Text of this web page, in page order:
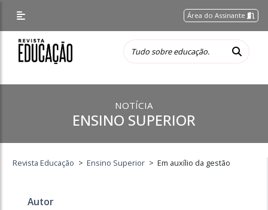
Área do Assinante
NOTÍCIA
ENSINO SUPERIOR
Revista Educação > Ensino Superior > Em auxílio da gestão
Autor